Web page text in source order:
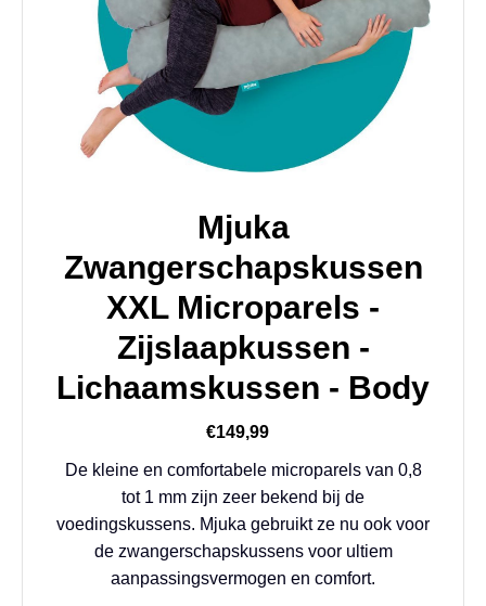
Mjuka
Zwangerschapskussen
XXL Microparels -
Zijslaapkussen -
Lichaamskussen - Body
€149,99
De kleine en comfortabele microparels van 0,8
tot 1 mm zijn zeer bekend bij de
voedingskussens. Mjuka gebruikt ze nu ook voor
de zwangerschapskussens voor ultiem
aanpassingsvermogen en comfort.